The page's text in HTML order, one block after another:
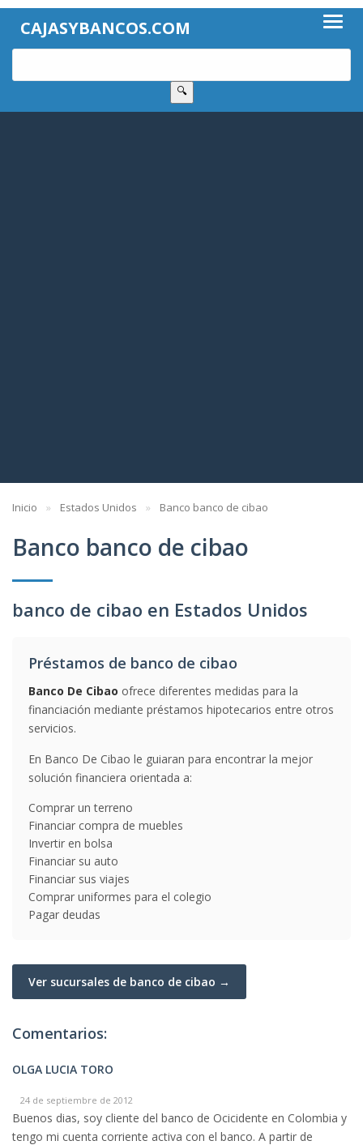
CAJASYBANCOS.COM
🔍
Inicio Estados Unidos Banco banco de cibao
Banco banco de cibao
banco de cibao en Estados Unidos
Préstamos de banco de cibao
Banco De Cibao ofrece diferentes medidas para la
financiación mediante préstamos hipotecarios entre otros
servicios.
En Banco De Cibao le guiaran para encontrar la mejor
solución financiera orientada a:
Comprar un terreno
Financiar compra de muebles
Invertir en bolsa
Financiar su auto
Financiar sus viajes
Comprar uniformes para el colegio
Pagar deudas
Ver sucursales de banco de cibao →
Comentarios:
OLGA LUCIA TORO
24 de septiembre de 2012
Buenos dias, soy cliente del banco de Ocicidente en Colombia y
tengo mi cuenta corriente activa con el banco. A partir de